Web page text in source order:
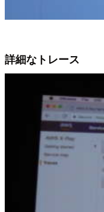
詳細なトレース